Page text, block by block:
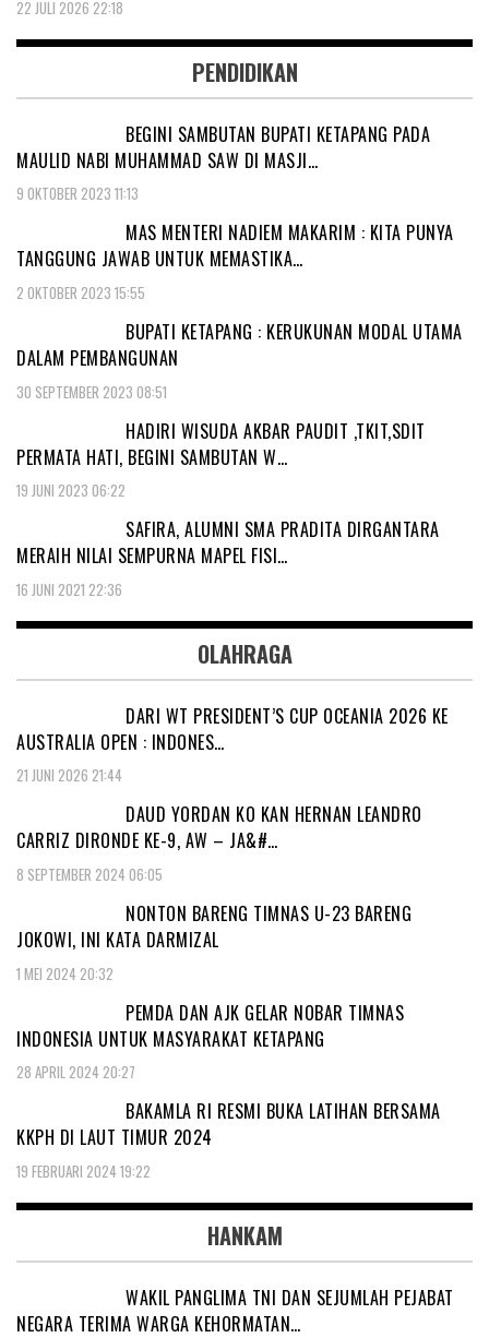
22 JULI 2026 22:18
PENDIDIKAN
BEGINI SAMBUTAN BUPATI KETAPANG PADA
MAULID NABI MUHAMMAD SAW DI MASJI…
9 OKTOBER 2023 11:13
MAS MENTERI NADIEM MAKARIM : KITA PUNYA
TANGGUNG JAWAB UNTUK MEMASTIKA…
2 OKTOBER 2023 15:55
BUPATI KETAPANG : KERUKUNAN MODAL UTAMA
DALAM PEMBANGUNAN
30 SEPTEMBER 2023 08:51
HADIRI WISUDA AKBAR PAUDIT ,TKIT,SDIT
PERMATA HATI, BEGINI SAMBUTAN W…
19 JUNI 2023 06:22
SAFIRA, ALUMNI SMA PRADITA DIRGANTARA
MERAIH NILAI SEMPURNA MAPEL FISI…
16 JUNI 2021 22:36
OLAHRAGA
DARI WT PRESIDENT’S CUP OCEANIA 2026 KE
AUSTRALIA OPEN : INDONES…
21 JUNI 2026 21:44
DAUD YORDAN KO KAN HERNAN LEANDRO
CARRIZ DIRONDE KE-9, AW – JA&#…
8 SEPTEMBER 2024 06:05
NONTON BARENG TIMNAS U-23 BARENG
JOKOWI, INI KATA DARMIZAL
1 MEI 2024 20:32
PEMDA DAN AJK GELAR NOBAR TIMNAS
INDONESIA UNTUK MASYARAKAT KETAPANG
28 APRIL 2024 20:27
BAKAMLA RI RESMI BUKA LATIHAN BERSAMA
KKPH DI LAUT TIMUR 2024
19 FEBRUARI 2024 19:22
HANKAM
WAKIL PANGLIMA TNI DAN SEJUMLAH PEJABAT
NEGARA TERIMA WARGA KEHORMATAN…